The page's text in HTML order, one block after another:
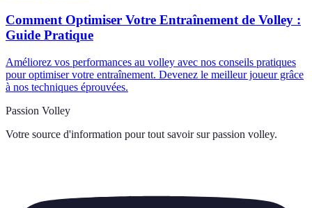
Comment Optimiser Votre Entraînement de Volley :
Guide Pratique
Améliorez vos performances au volley avec nos conseils pratiques
pour optimiser votre entraînement. Devenez le meilleur joueur grâce
à nos techniques éprouvées.
Passion Volley
Votre source d'information pour tout savoir sur passion volley.